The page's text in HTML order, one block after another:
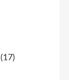
(17)